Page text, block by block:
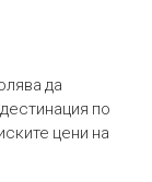
да
по
цени на